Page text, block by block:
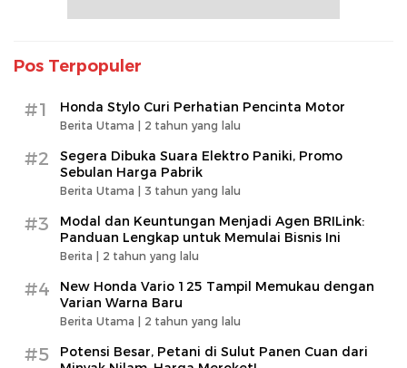
Pos Terpopuler
#1 Honda Stylo Curi Perhatian Pencinta Motor
Berita Utama | 2 tahun yang lalu
#2
Segera Dibuka Suara Elektro Paniki, Promo
Sebulan Harga Pabrik
Berita Utama | 3 tahun yang lalu
#3
Modal dan Keuntungan Menjadi Agen BRILink:
Panduan Lengkap untuk Memulai Bisnis Ini
Berita | 2 tahun yang lalu
#4
New Honda Vario 125 Tampil Memukau dengan
Varian Warna Baru
Berita Utama | 2 tahun yang lalu
#5
Potensi Besar, Petani di Sulut Panen Cuan dari